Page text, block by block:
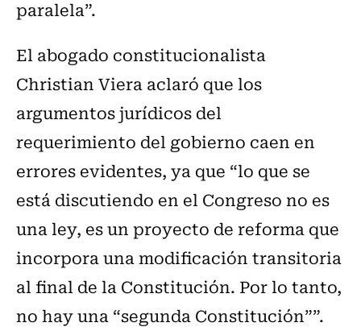
paralela”.
El abogado constitucionalista
Christian Viera aclaró que los
argumentos jurídicos del
requerimiento del gobierno caen en
errores evidentes, ya que “lo que se
está discutiendo en el Congreso no es
una ley, es un proyecto de reforma que
incorpora una modificación transitoria
al final de la Constitución. Por lo tanto,
no hay una “segunda Constitución””.